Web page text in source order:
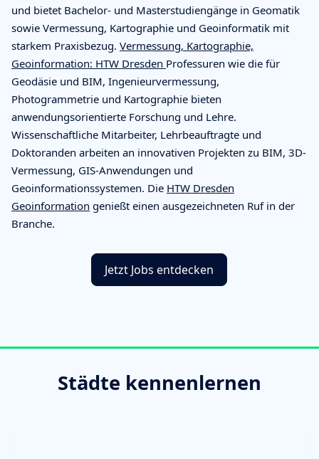
und bietet Bachelor- und Masterstudiengänge in Geomatik
sowie Vermessung, Kartographie und Geoinformatik mit
starkem Praxisbezug. Vermessung, Kartographie,
Geoinformation: HTW Dresden Professuren wie die für
Geodäsie und BIM, Ingenieurvermessung,
Photogrammetrie und Kartographie bieten
anwendungsorientierte Forschung und Lehre.
Wissenschaftliche Mitarbeiter, Lehrbeauftragte und
Doktoranden arbeiten an innovativen Projekten zu BIM, 3D-
Vermessung, GIS-Anwendungen und
Geoinformationssystemen. Die HTW Dresden
Geoinformation genießt einen ausgezeichneten Ruf in der
Branche.
Jetzt Jobs entdecken
Städte kennenlernen